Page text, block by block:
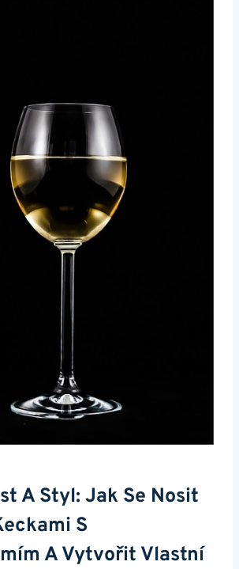
A Styl: Jak Se Nosit
‍s
A Vytvořit Vlastní